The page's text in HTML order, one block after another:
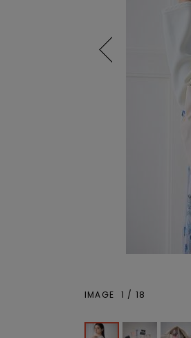
IMAGE 1 / 18